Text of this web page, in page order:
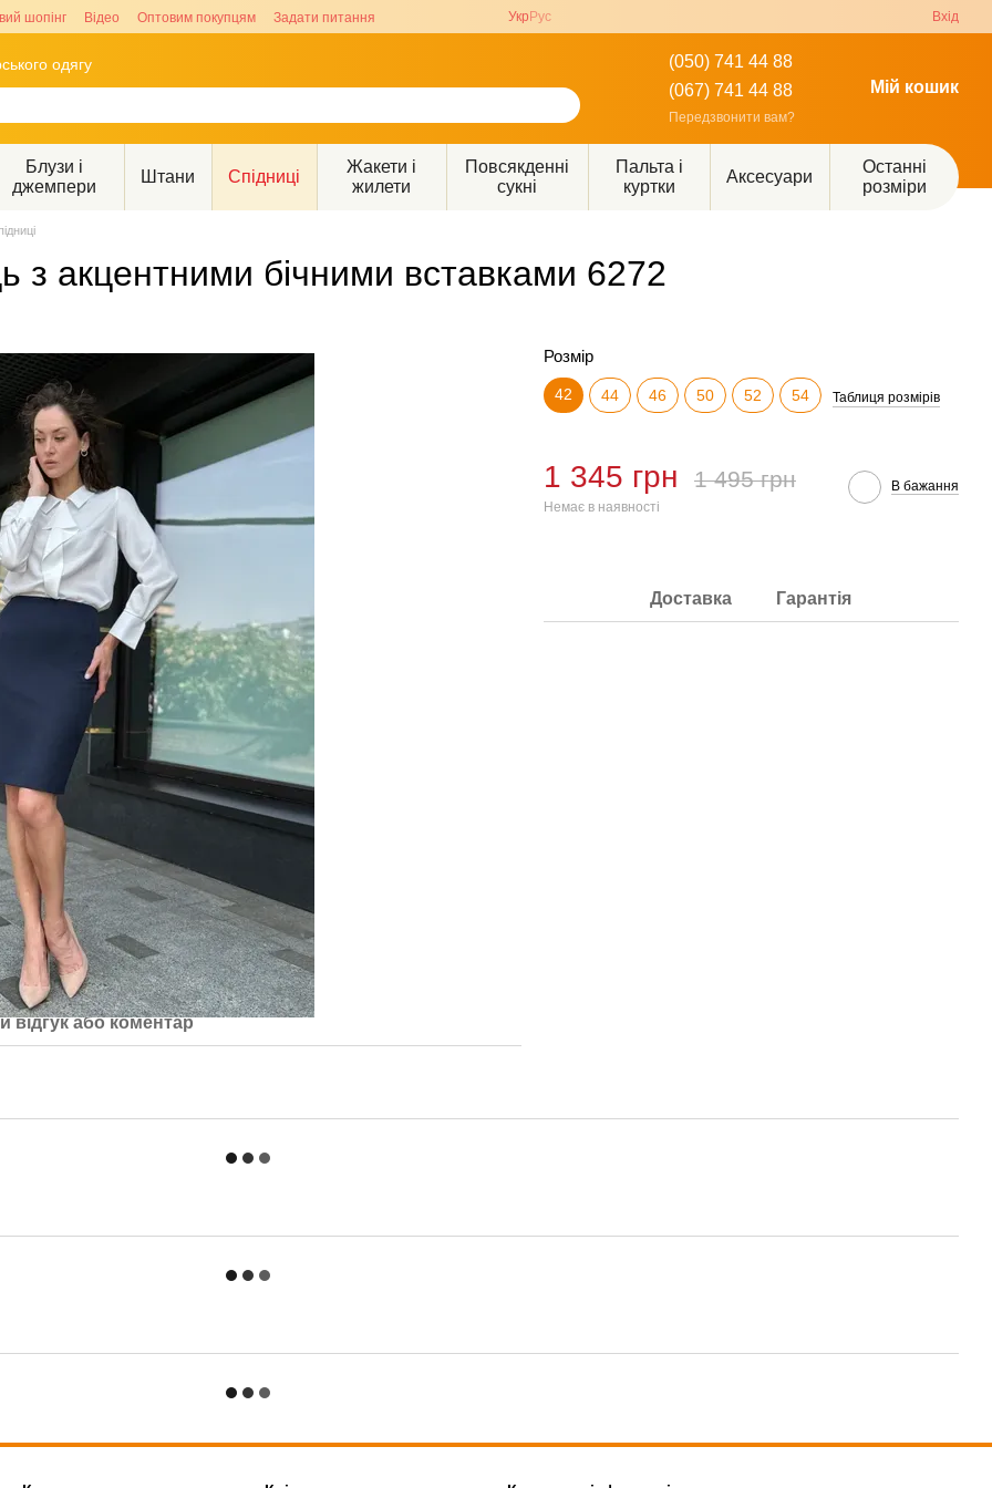
шопінг Відео Оптовим покупцям Задати питання Укр Рус Вхід
одягу
(050) 741 44 88
(067) 741 44 88
Передзвонити вам?
Мій кошик
Блузи і
джемпери
Штани Спідниці
Жакети і
жилети
Повсякденні
сукні
Пальта і
куртки
Аксесуари
Останні
розміри
з акцентними бічними вставками 6272
відгук або коментар
Розмір
42 44 46 50 52 54 Таблиця розмірів
1 345 грн 1 495 грн
Немає в наявності
В бажання
Доставка Гарантія